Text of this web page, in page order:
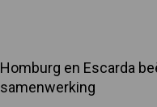
Homburg en Escarda
samenwerking